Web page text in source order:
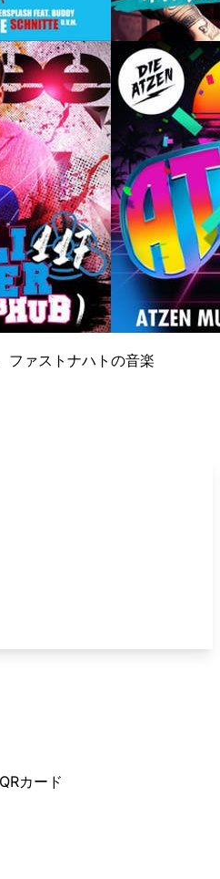
ファストナハトの音楽
カード